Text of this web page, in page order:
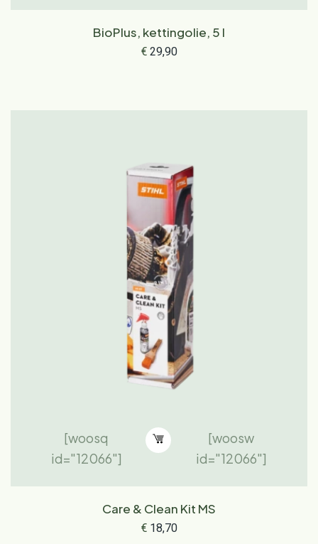
BioPlus, kettingolie, 5 l
€29,90
[woosq
id="12066"]
[woosw
id="12066"]
Care & Clean Kit MS
€18,70